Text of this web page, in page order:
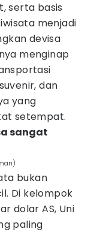
serta basis
menjadi
devisa
menginap
dan
yang
setempat.
sangat
bukan
Di kelompok
dolar AS, Uni
paling